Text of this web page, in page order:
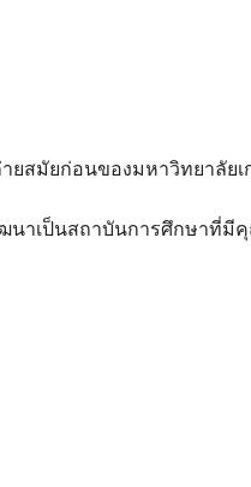
สมัยก่อนของมหาวิทยาลัย
นาเป็นสถาบันการศึกษาที่